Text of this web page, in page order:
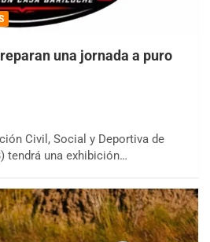
una jornada a puro
Civil, Social y Deportiva de
tendrá una exhibición…